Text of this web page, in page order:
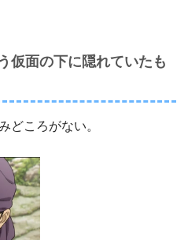
仮面の下に隠れていたも
どころがない。